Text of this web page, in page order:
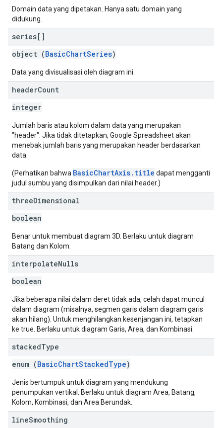
Domain data yang dipetakan. Hanya satu domain yang
didukung.
series[]
object (BasicChartSeries)
Data yang divisualisasi oleh diagram ini.
headerCount
integer
Jumlah baris atau kolom dalam data yang merupakan
"header". Jika tidak ditetapkan, Google Spreadsheet akan
menebak jumlah baris yang merupakan header berdasarkan
data.
(Perhatikan bahwa BasicChartAxis.title dapat mengganti
judul sumbu yang disimpulkan dari nilai header.)
threeDimensional
boolean
Benar untuk membuat diagram 3D. Berlaku untuk diagram
Batang dan Kolom.
interpolateNulls
boolean
Jika beberapa nilai dalam deret tidak ada, celah dapat muncul
dalam diagram (misalnya, segmen garis dalam diagram garis
akan hilang). Untuk menghilangkan kesenjangan ini, tetapkan
ke true. Berlaku untuk diagram Garis, Area, dan Kombinasi.
stackedType
enum (BasicChartStackedType)
Jenis bertumpuk untuk diagram yang mendukung
penumpukan vertikal. Berlaku untuk diagram Area, Batang,
Kolom, Kombinasi, dan Area Berundak.
lineSmoothing